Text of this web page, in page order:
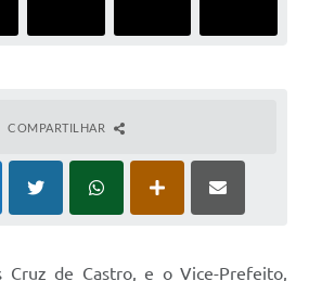
COMPARTILHAR
Cruz de Castro, e o Vice-Prefeito,